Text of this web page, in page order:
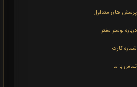
پرسش های متداول
درباره لوستر سنتر
شماره کارت
تماس با ما